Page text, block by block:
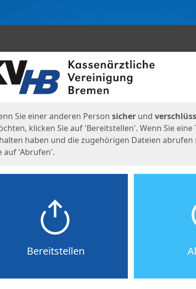
Sie einer anderen Person sicher und
klicken Sie auf 'Bereitstellen'. Wenn Sie eine
haben und die zugehörigen Dateien abrufen
auf 'Abrufen'.
Bereitstellen